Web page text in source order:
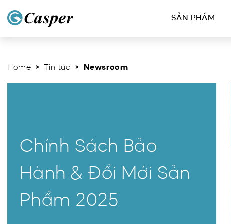
SẢN PHẨM
Home > Tin tức > Newsroom
Chính Sách Bảo
Hành & Đổi Mới Sản
Phẩm 2025